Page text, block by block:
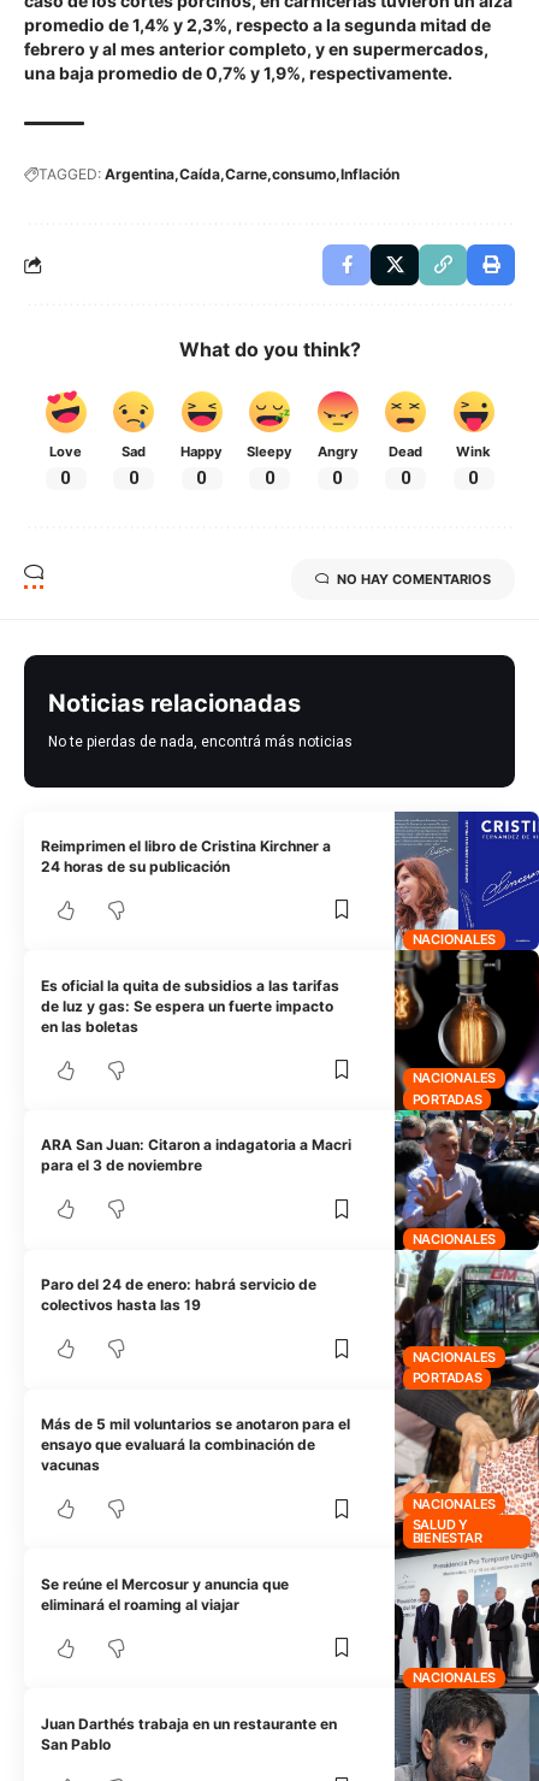
promedio de 1,4% y 2,3%, respecto a la segunda mitad de
febrero y al mes anterior completo, y en supermercados,
una baja promedio de 0,7% y 1,9%, respectivamente.
TAGGED: Argentina Caída Carne consumo Inflación
What do you think?
Love
0
Sad
0
Happy
0
Sleepy
0
Angry
0
Dead
0
Wink
0
NO HAY COMENTARIOS
Noticias relacionadas
No te pierdas de nada, encontrá más noticias
NACIONALES
Reimprimen el libro de Cristina Kirchner a
24 horas de su publicación
NACIONALES
PORTADAS
Es oficial la quita de subsidios a las tarifas
de luz y gas: Se espera un fuerte impacto
en las boletas
NACIONALES
ARA San Juan: Citaron a indagatoria a Macri
para el 3 de noviembre
NACIONALES
PORTADAS
Paro del 24 de enero: habrá servicio de
colectivos hasta las 19
NACIONALES
SALUD Y
BIENESTAR
Más de 5 mil voluntarios se anotaron para el
ensayo que evaluará la combinación de
vacunas
NACIONALES
Se reúne el Mercosur y anuncia que
eliminará el roaming al viajar
Juan Darthés trabaja en un restaurante en
San Pablo